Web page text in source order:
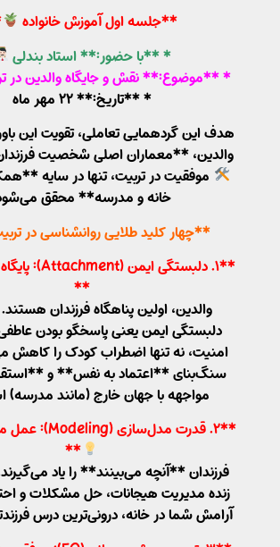
**جلسه اول آموزش خانواده
* **با حضور:** استاد بندلی
* **موضوع:** نقش و جایگاه والدین در
* **تاریخ:** ۲۲ مهر ماه
هدف این گردهمایی تعاملی، تقویت این
والدین، **معماران اصلی شخصیت
موفقیت در تربیت، تنها در سایه
خانه و مدرسه** محقق
**چهار کلید طلایی روانشناسی در
**۱. دلبستگی ایمن (Attachment): پایگاه امن خانه
**
والدین، اولین پناهگاه فرزندان
دلبستگی ایمن یعنی پاسخگو بودن
امنیت، نه تنها اضطراب کودک را کاهش
سنگ‌بنای **اعتماد به نفس** و
مواجهه با جهان خارج (مانند
**۲. قدرت مدل‌سازی (Modeling): عمل مهم‌تر از کلام!
**
فرزندان **آنچه می‌بینند** را یاد
زنده مدیریت هیجانات، حل مشکلات و
آرامش شما در خانه، درونی‌ترین درس